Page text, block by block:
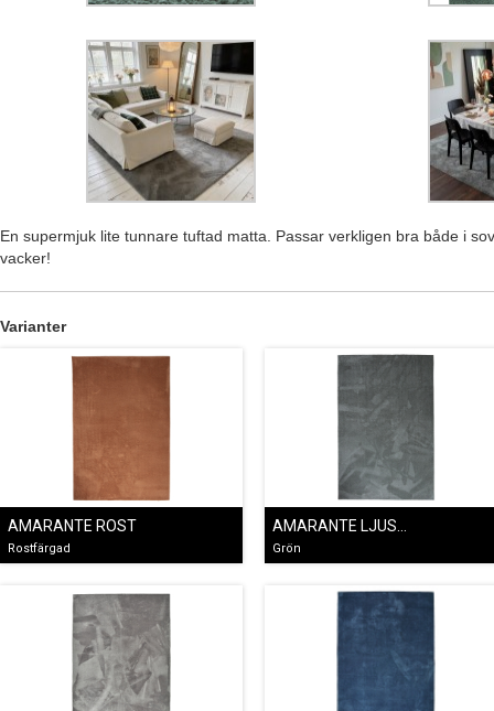
En supermjuk lite tunnare tuftad matta. Passar verkligen bra både i
vacker!
Varianter
AMARANTE ROST
Rostfärgad Grön